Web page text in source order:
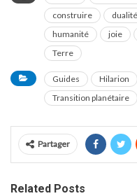
construire
dualité
humanité
joie
Terre
Guides Hilarion
Transition planétaire
Partager
Related Posts